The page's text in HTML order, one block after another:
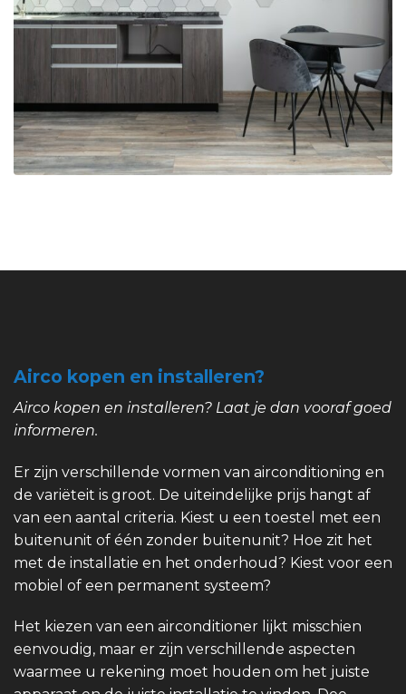
Airco kopen en installeren?
Airco kopen en installeren? Laat je dan vooraf goed
informeren.
Er zijn verschillende vormen van airconditioning en
de variëteit is groot. De uiteindelijke prijs hangt af
van een aantal criteria. Kiest u een toestel met een
buitenunit of één zonder buitenunit? Hoe zit het
met de installatie en het onderhoud? Kiest voor een
mobiel of een permanent systeem?
Het kiezen van een airconditioner lijkt misschien
eenvoudig, maar er zijn verschillende aspecten
waarmee u rekening moet houden om het juiste